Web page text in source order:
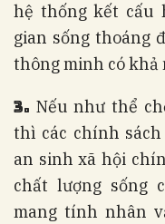
hệ thống kết cấu
gian sống thoáng
thông minh có khả
3. Nếu như thể
thì các chính sách
an sinh xã hội
chất lượng sống
mang tính nhân